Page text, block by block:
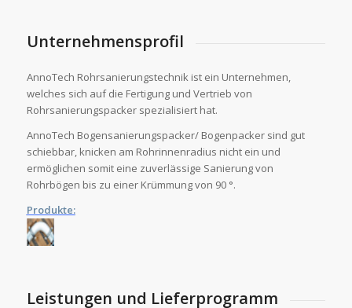
Unternehmensprofil
AnnoTech Rohrsanierungstechnik ist ein Unternehmen,
welches sich auf die Fertigung und Vertrieb von
Rohrsanierungspacker spezialisiert hat.
AnnoTech Bogensanierungspacker/ Bogenpacker sind gut
schiebbar, knicken am Rohrinnenradius nicht ein und
ermöglichen somit eine zuverlässige Sanierung von
Rohrbögen bis zu einer Krümmung von 90 °.
Produkte:
Leistungen und Lieferprogramm